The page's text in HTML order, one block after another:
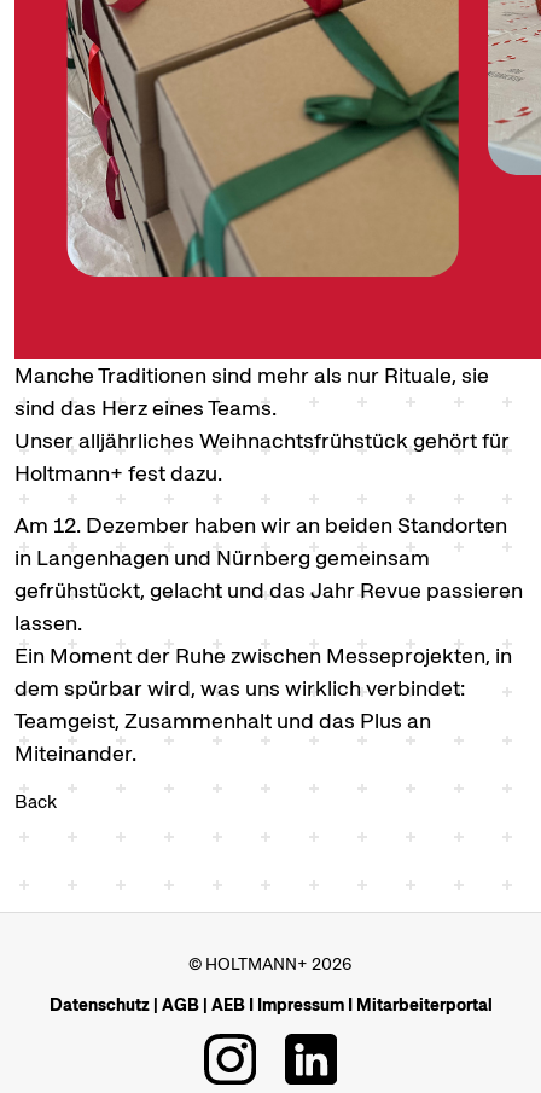
Manche Traditionen sind mehr als nur Rituale, sie
sind das Herz eines Teams.
Unser alljährliches Weihnachtsfrühstück gehört für
Holtmann+ fest dazu.
Am 12. Dezember haben wir an beiden Standorten
in Langenhagen und Nürnberg gemeinsam
gefrühstückt, gelacht und das Jahr Revue passieren
lassen.
Ein Moment der Ruhe zwischen Messeprojekten, in
dem spürbar wird, was uns wirklich verbindet:
Teamgeist, Zusammenhalt und das Plus an
Miteinander.
Back
© HOLTMANN+ 2026
Datenschutz| AGB | AEBI ImpressumI Mitarbeiterportal